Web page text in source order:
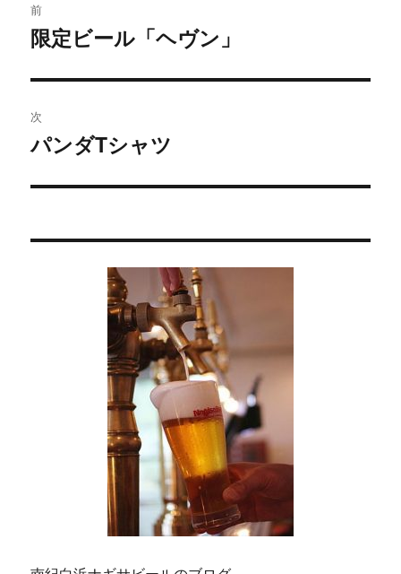
稿
ビ
ゲ
ー
前
過
の
投
稿:
限定ビール「ヘヴン」
次
次
投
パンダTシャツ